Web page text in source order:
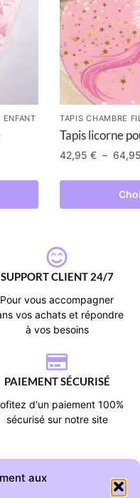
aux
ENFANT TAPIS CHAMBRE
Tapis licorne
42,95 € –
SUPPORT CLIENT 24/7
Pour vous accompagner
vos achats et répondre
à vos besoins
PAIEMENT SÉCURISÉ
d'un paiement 100%
sécurisé sur notre site